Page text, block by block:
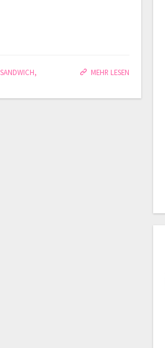
MEHR LESEN
,